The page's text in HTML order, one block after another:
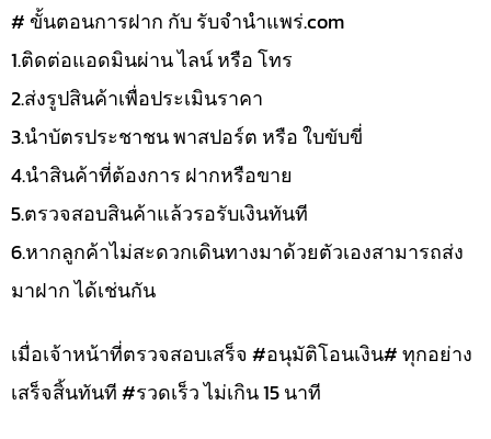
# ขั้นตอนการฝาก กับ รับจำนำแพร่.com
1.ติดต่อแอดมินผ่าน ไลน์ หรือ โทร
2.ส่งรูปสินค้าเพื่อประเมินราคา
3.นำบัตรประชาชน พาสปอร์ต หรือ ใบขับขี่
4.นำสินค้าที่ต้องการ ฝากหรือขาย
5.ตรวจสอบสินค้าแล้วรอรับเงินทันที
6.หากลูกค้าไม่สะดวกเดินทางมาด้วยตัวเองสามารถส่ง
มาฝาก ได้เช่นกัน
เมื่อเจ้าหน้าที่ตรวจสอบเสร็จ #อนุมัติโอนเงิน# ทุกอย่าง
เสร็จสิ้นทันที #รวดเร็ว ไม่เกิน 15 นาที